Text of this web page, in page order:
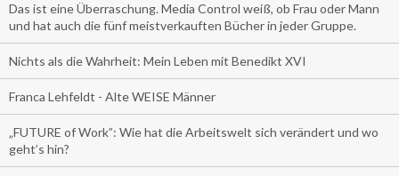
Das ist eine Überraschung. Media Control weiß, ob Frau oder Mann
und hat auch die fünf meistverkauften Bücher in jeder Gruppe.
Nichts als die Wahrheit: Mein Leben mit Benedikt XVI
Franca Lehfeldt - Alte WEISE Männer
„FUTURE of Work”: Wie hat die Arbeitswelt sich verändert und wo
geht’s hin?